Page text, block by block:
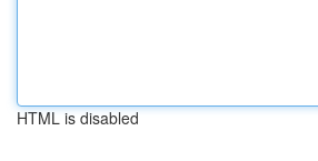
HTML is disabled